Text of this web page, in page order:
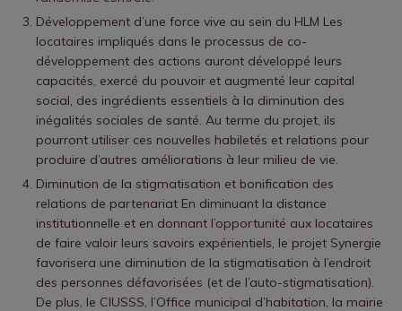
Développement d’une force vive au sein du HLM Les
locataires impliqués dans le processus de co-
développement des actions auront développé leurs
capacités, exercé du pouvoir et augmenté leur capital
social, des ingrédients essentiels à la diminution des
inégalités sociales de santé. Au terme du projet, ils
pourront utiliser ces nouvelles habiletés et relations pour
produire d’autres améliorations à leur milieu de vie.
Diminution de la stigmatisation et bonification des
relations de partenariat En diminuant la distance
institutionnelle et en donnant l’opportunité aux locataires
de faire valoir leurs savoirs expérientiels, le projet Synergie
favorisera une diminution de la stigmatisation à l’endroit
des personnes défavorisées (et de l’auto-stigmatisation).
De plus, le CIUSSS, l’Office municipal d’habitation, la mairie